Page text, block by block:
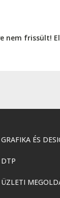
nem frissült!
GRAFIKA ÉS
DTP
ÜZLETI